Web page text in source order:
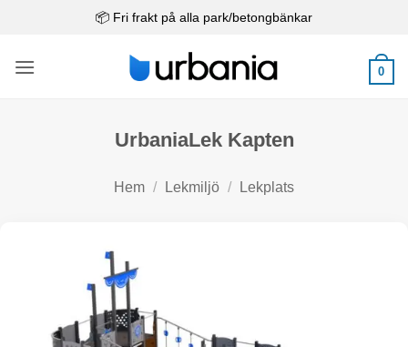
📦 Fri frakt på alla park/betongbänkar
0
UrbaniaLek Kapten
Hem / Lekmiljö / Lekplats